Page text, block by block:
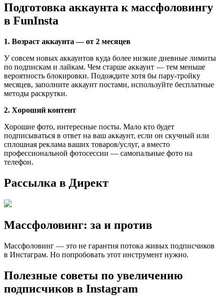
Подготовка аккаунта к массфоловингу
в FunInsta
1. Возраст аккаунта — от 2 месяцев
У совсем новых аккаунтов куда более низкие дневные лимиты
по подпискам и лайкам. Чем старше аккаунт — тем меньше
вероятность блокировки. Подождите хотя бы пару-тройку
месяцев, заполните аккаунт постами, используйте бесплатные
методы раскрутки.
2. Хороший контент
Хорошие фото, интересные посты. Мало кто будет
подписываться в ответ на ваш аккаунт, если он скучный или
сплошная реклама ваших товаров/услуг, а вместо
профессиональной фотосессии — самопальные фото на
телефон.
Рассылка в Директ
Массфоловинг: за и против
Массфоловинг — это не гарантия потока живых подписчиков
в Инстаграм. Но попробовать этот инструмент нужно.
Полезные советы по увеличению
подписчиков в Instagram